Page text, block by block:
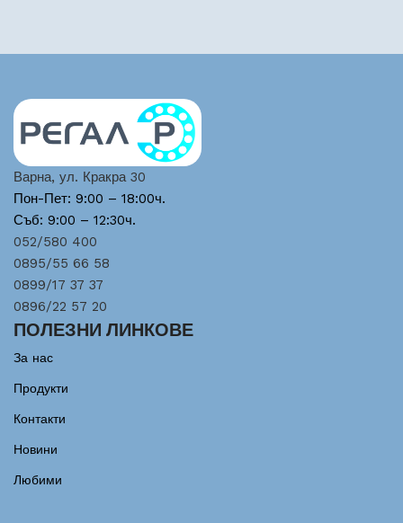
Варна, ул. Кракра 30
Пон-Пет: 9:00 – 18:00ч.
Съб: 9:00 – 12:30ч.
052/580 400
0895/55 66 58
0899/17 37 37
0896/22 57 20
ПОЛЕЗНИ ЛИНКОВЕ
За нас
Продукти
Контакти
Новини
Любими